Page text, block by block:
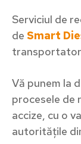
Serviciul de
de Smart
Vă punem la
procesele de
accize, cu o
autoritățile